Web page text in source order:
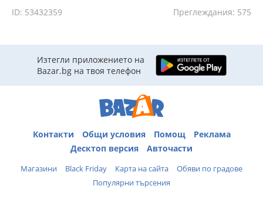
ID: 53432359 Преглеждания: 575
Изтегли приложението на
Bazar.bg на твоя телефон
Контакти Общи условия Помощ
Реклама
Десктоп версия
Авточасти
Магазини Black Friday Карта на сайта
Обяви по градове
Популярни търсения